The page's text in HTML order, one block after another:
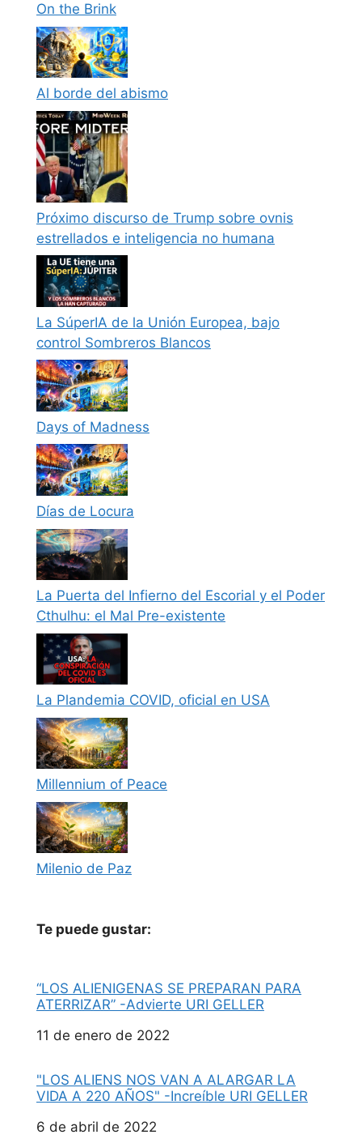
On the Brink
Al borde del abismo
Próximo discurso de Trump sobre ovnis
estrellados e inteligencia no humana
La SúperIA de la Unión Europea, bajo
control Sombreros Blancos
Days of Madness
Días de Locura
La Puerta del Infierno del Escorial y el Poder
Cthulhu: el Mal Pre-existente
La Plandemia COVID, oficial en USA
Millennium of Peace
Milenio de Paz
Te puede gustar:
“LOS ALIENIGENAS SE PREPARAN PARA
ATERRIZAR” -Advierte URI GELLER
Fecha
11 de enero de 2022
"LOS ALIENS NOS VAN A ALARGAR LA
VIDA A 220 AÑOS" -Increíble URI GELLER
Fecha
6 de abril de 2022